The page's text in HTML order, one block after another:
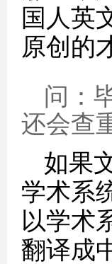
国人英
原创的
问：
还会查
如果
学术系
以学术
翻译成